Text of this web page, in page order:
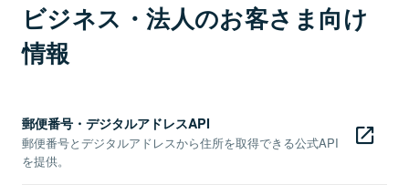
ビジネス・法人のお客さま向け
情報
郵便番号・デジタルアドレスAPI
郵便番号とデジタルアドレスから住所を取得できる公式API
を提供。